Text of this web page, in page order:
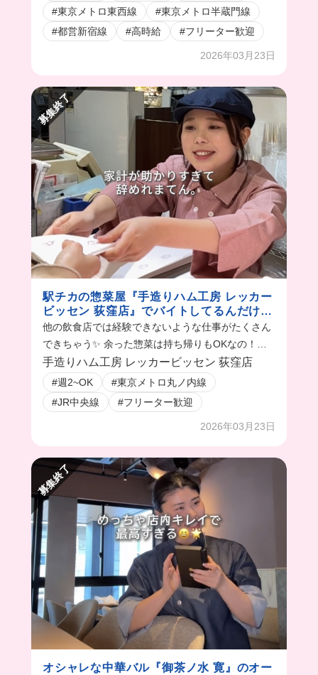
#東京メトロ東西線
#東京メトロ半蔵門線
#都営新宿線
#高時給 #フリーター歓迎
2026年03月23日
募集終了
駅チカの惣菜屋『手造りハム工房 レッカー
ビッセン 荻窪店』でバイトしてるんだけ
ど...
他の飲食店では経験できないような仕事がたくさん
できちゃう✨ 余った惣菜は持ち帰りもOKなの！🥹
店長優しいから、シフト要望もたくさん聞いてくれ
るよ🥺
手造りハム工房 レッカービッセン 荻窪店
#週2~OK
#東京メトロ丸ノ内線
#JR中央線
#フリーター歓迎
2026年03月23日
募集終了
オシャレな中華バル『御茶ノ水 寛』のオー